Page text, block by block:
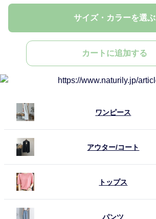
サイズ・カラーを選ぶ
カートに追加する
ワンピース
アウター/コート
トップス
パンツ